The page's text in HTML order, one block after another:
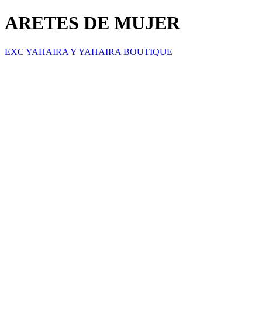
ARETES DE MUJER
EXC YAHAIRA Y YAHAIRA BOUTIQUE